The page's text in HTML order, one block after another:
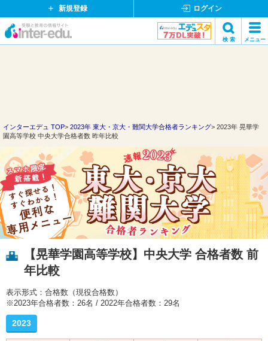
新規登録 ログイン
イ
ド
ッ
ト
コ
ム
検 索 メニュー
インターエデュ TOP 2023年 東大・京大・難関大学合格者ランキング
2023年 晃華学
園高等学校 中央大学合格者数 昨年比較
【晃華学園高等学校】中央大学 合格者数 前
年比較
表示形式：合格数（現役合格数）
※2023年合格者数：26名 / 2022年合格者数：29名
2023